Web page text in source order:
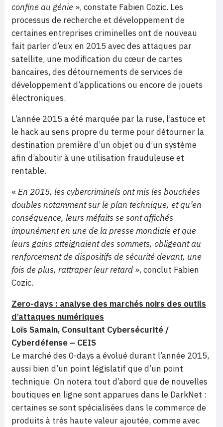
confine au génie », constate Fabien Cozic. Les
processus de recherche et développement de
certaines entreprises criminelles ont de nouveau
fait parler d’eux en 2015 avec des attaques par
satellite, une modification du cœur de cartes
bancaires, des détournements de services de
développement d’applications ou encore de jouets
électroniques.
L’année 2015 a été marquée par la ruse, l’astuce et
le hack au sens propre du terme pour détourner la
destination première d’un objet ou d’un système
afin d’aboutir à une utilisation frauduleuse et
rentable.
« En 2015, les cybercriminels ont mis les bouchées
doubles notamment sur le plan technique, et qu’en
conséquence, leurs méfaits se sont affichés
impunément en une de la presse mondiale et que
leurs gains atteignaient des sommets, obligeant au
renforcement de dispositifs de sécurité devant, une
fois de plus, rattraper leur retard », conclut Fabien
Cozic.
Zero-days : analyse des marchés noirs des outils
d’attaques numériques
Loïs Samain, Consultant Cybersécurité /
Cyberdéfense – CEIS
Le marché des 0-days a évolué durant l’année 2015,
aussi bien d’un point législatif que d’un point
technique. On notera tout d’abord que de nouvelles
boutiques en ligne sont apparues dans le DarkNet :
certaines se sont spécialisées dans le commerce de
produits à très haute valeur ajoutée, comme avec